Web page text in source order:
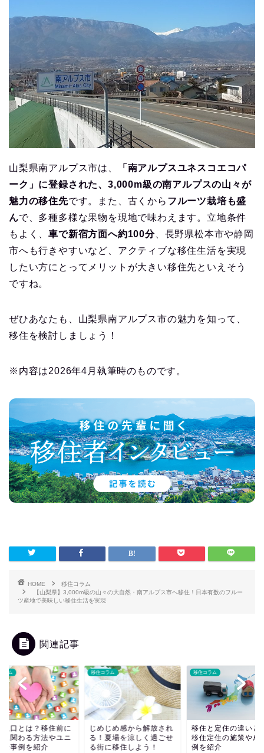
山梨県南アルプス市は、
「南アルプスユネスコエコパ
ーク」に登録された、3,000m級の南アルプスの山々が
魅力の移住先です。また、古くから フルーツ栽培も盛
んで、多種多様な果物を現地で味わえます。立地条件
もよく、車で新宿方面へ約100分、長野県松本市や静岡
市へも行きやすいなど、アクティブな移住生活を実現
したい方にとってメリットが大きい移住先といえそう
ですね。
ぜひあなたも、山梨県南アルプス市の魅力を知って、
移住を検討しましょう！
※内容は2026年4月執筆時のものです。
HOME
移住コラム
【山梨県】3,000m級の山々の大自然・南アルプス市へ移住！日本有数のフルー
ツ産地で美味しい移住生活を実現
関連記事
ラム
人口とは？移住前に
に関わる方法やユニ
な事例を紹介
移住コラム
じめじめ感から解放され
る！夏場を涼しく過ごせ
る街に移住しよう！
移住コラム
移住と定住の違いと
移住定住の施策や成
例を紹介